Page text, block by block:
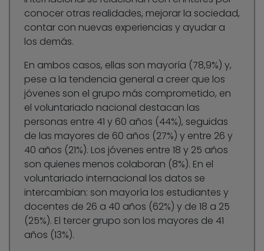
conocer otras realidades, mejorar la sociedad,
contar con nuevas experiencias y ayudar a
los demás.
En ambos casos, ellas son mayoría (78,9%) y,
pese a la tendencia general a creer que los
jóvenes son el grupo más comprometido, en
el voluntariado nacional destacan las
personas entre 41 y 60 años (44%), seguidas
de las mayores de 60 años (27%) y entre 26 y
40 años (21%). Los jóvenes entre 18 y 25 años
son quienes menos colaboran (8%). En el
voluntariado internacional los datos se
intercambian: son mayoría los estudiantes y
docentes de 26 a 40 años (62%) y de 18 a 25
(25%). El tercer grupo son los mayores de 41
años (13%).